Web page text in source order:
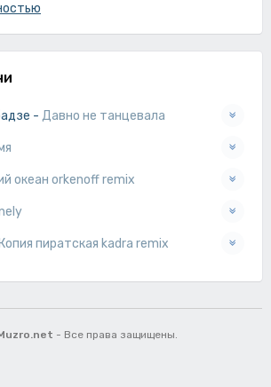
без меня,
что было до меня.
- Давно не танцевала
океан orkenoff remix
Копия пиратская kadra remix
- Все права защищены.